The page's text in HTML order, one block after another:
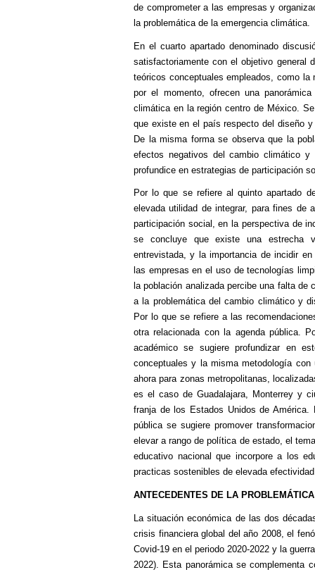
de comprometer a las empresas y
la problemática de la emergencia climática.
En el cuarto apartado denominado
satisfactoriamente con el objetivo general
teóricos conceptuales empleados, como
por el momento, ofrecen una
climática en la región centro de México.
que existe en el país respecto del diseño
De la misma forma se observa que la
efectos negativos del cambio climático
profundice en estrategias de participación
Por lo que se refiere al quinto apartado
elevada utilidad de integrar, para fines
participación social, en la perspectiva de
se concluye que existe una estrecha
entrevistada, y la importancia de incidir
las empresas en el uso de tecnologías
la población analizada percibe una falta de
a la problemática del cambio climático y
Por lo que se refiere a las
otra relacionada con la agenda pública.
académico se sugiere profundizar en
conceptuales y la misma metodología
ahora para zonas metropolitanas,
es el caso de Guadalajara, Monterrey y
franja de los Estados Unidos de
pública se sugiere promover
elevar a rango de política de estado, el
educativo nacional que incorpore a los
practicas sostenibles de elevada
ANTECEDENTES DE LA
La situación económica de las dos
crisis financiera global del año 2008, el
Covid-19 en el periodo 2020-2022 y la
2022). Esta panorámica se complementa